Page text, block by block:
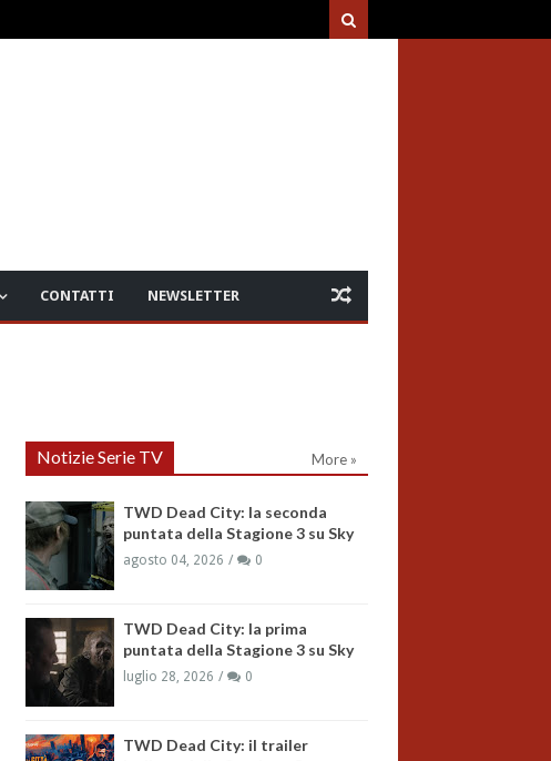
CONTATTI NEWSLETTER
Notizie Serie TV More »
TWD Dead City: la seconda
puntata della Stagione 3 su Sky
agosto 04, 2026 0
TWD Dead City: la prima
puntata della Stagione 3 su Sky
luglio 28, 2026 0
TWD Dead City: il trailer